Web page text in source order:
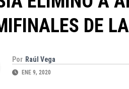
DE
Por Raúl Vega
ENE 9, 2020